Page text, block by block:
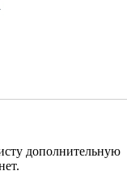
дополнительную